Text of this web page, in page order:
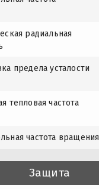
радиальная
предела усталости
тепловая частота
частота вращения
Защита